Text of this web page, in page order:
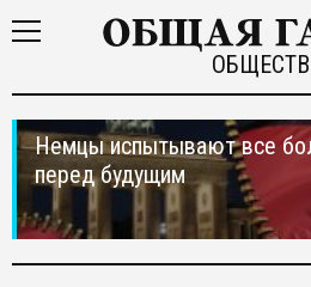
Немцы испытывают все
перед будущим